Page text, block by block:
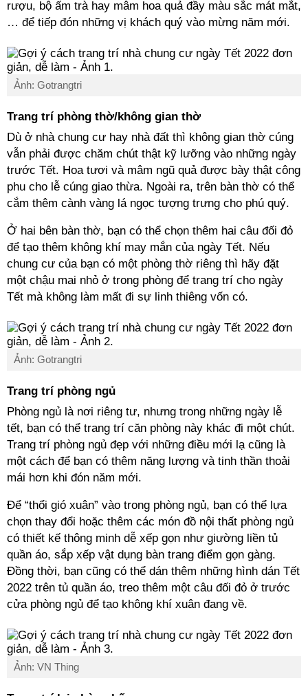
rượu, bộ ấm trà hay mâm hoa quả đầy màu sắc mát mắt,
… để tiếp đón những vị khách quý vào mừng năm mới.
Ảnh: Gotrangtri
Trang trí phòng thờ/không gian thờ
Dù ở nhà chung cư hay nhà đất thì không gian thờ cúng
vẫn phải được chăm chút thật kỹ lưỡng vào những ngày
trước Tết. Hoa tươi và mâm ngũ quả được bày thật công
phu cho lễ cúng giao thừa. Ngoài ra, trên bàn thờ có thể
cắm thêm cành vàng lá ngọc tượng trưng cho phú quý.
Ở hai bên bàn thờ, bạn có thể chọn thêm hai câu đối đỏ
để tạo thêm không khí may mắn của ngày Tết. Nếu
chung cư của bạn có một phòng thờ riêng thì hãy đặt
một chậu mai nhỏ ở trong phòng để trang trí cho ngày
Tết mà không làm mất đi sự linh thiêng vốn có.
Ảnh: Gotrangtri
Trang trí phòng ngủ
Phòng ngủ là nơi riêng tư, nhưng trong những ngày lễ
tết, bạn có thể trang trí căn phòng này khác đi một chút.
Trang trí phòng ngủ đẹp với những điều mới lạ cũng là
một cách để bạn có thêm năng lượng và tinh thần thoải
mái hơn khi đón năm mới.
Để “thổi gió xuân” vào trong phòng ngủ, bạn có thể lựa
chọn thay đổi hoặc thêm các món đồ nội thất phòng ngủ
có thiết kế thông minh dễ xếp gọn như giường liền tủ
quần áo, sắp xếp vật dụng bàn trang điểm gọn gàng.
Đồng thời, bạn cũng có thể dán thêm những hình dán Tết
2022 trên tủ quần áo, treo thêm một câu đối đỏ ở trước
cửa phòng ngủ để tạo không khí xuân đang về.
Ảnh: VN Thing